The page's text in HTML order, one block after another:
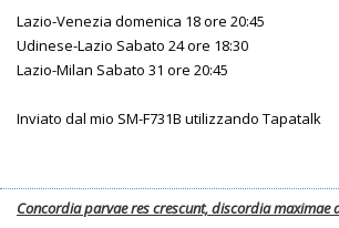
Lazio-Venezia domenica 18 ore 20:45
Udinese-Lazio Sabato 24 ore 18:30
Lazio-Milan Sabato 31 ore 20:45
Inviato dal mio SM-F731B utilizzando Tapatalk
Concordia parvae res crescunt, discordia maximae